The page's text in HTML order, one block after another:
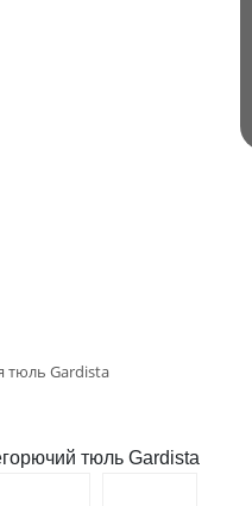
тюль Gardista